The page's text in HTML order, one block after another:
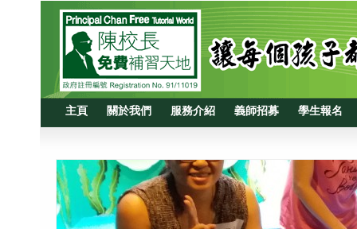
主頁 關於我們 服務介紹 義師招募 學生報名